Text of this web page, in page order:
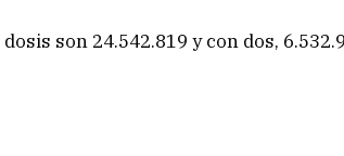
son 24.542.819 y con dos,